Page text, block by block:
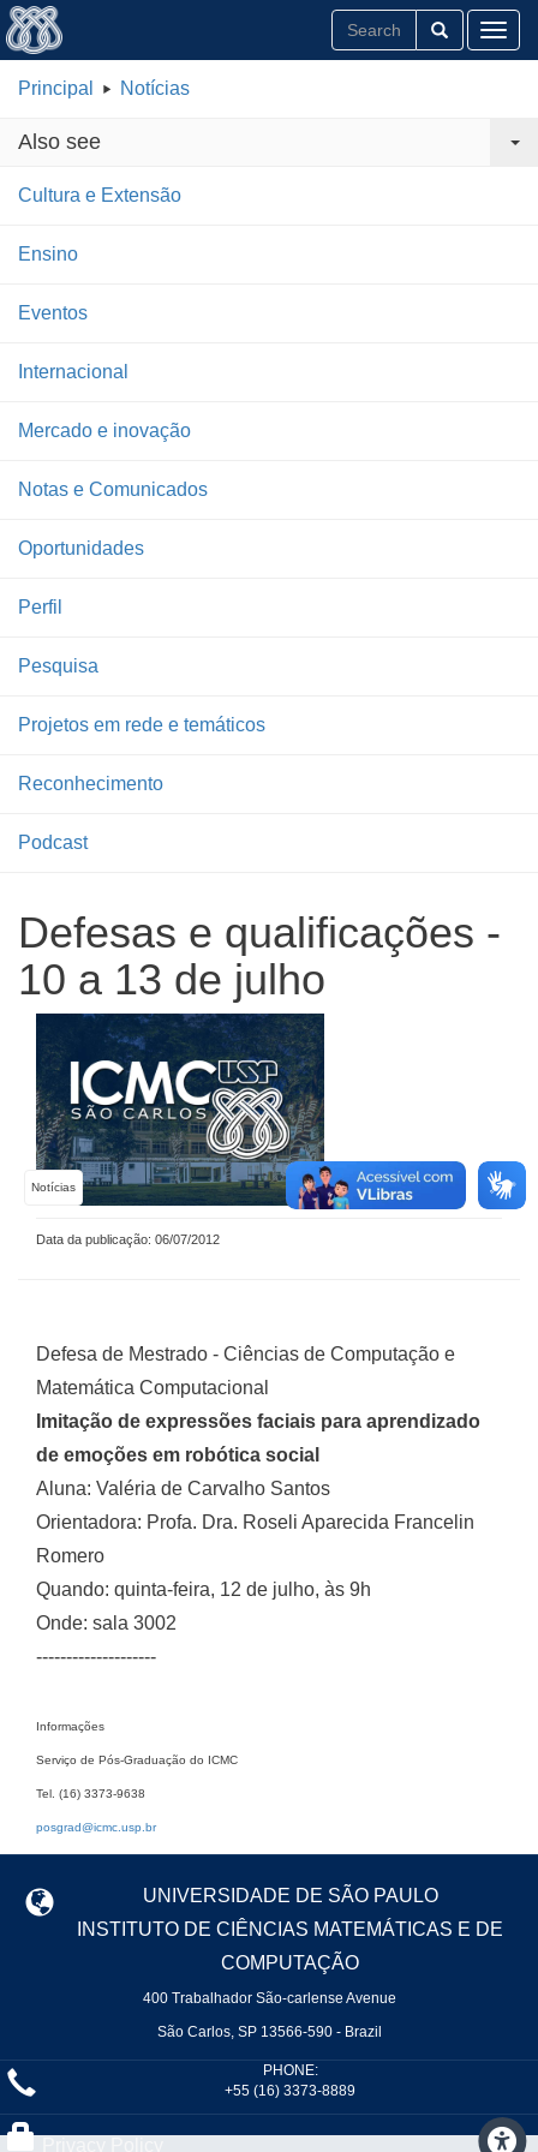
Principal Notícias
Also see
Cultura e Extensão
Ensino
Eventos
Internacional
Mercado e inovação
Notas e Comunicados
Oportunidades
Perfil
Pesquisa
Projetos em rede e temáticos
Reconhecimento
Podcast
Defesas e qualificações -
10 a 13 de julho
Notícias
Data da publicação: 06/07/2012
Defesa de Mestrado - Ciências de Computação e
Matemática Computacional
Imitação de expressões faciais para aprendizado
de emoções em robótica social
Aluna: Valéria de Carvalho Santos
Orientadora: Profa. Dra. Roseli Aparecida Francelin
Romero
Quando: quinta-feira, 12 de julho, às 9h
Onde: sala 3002
--------------------
Informações
Serviço de Pós-Graduação do ICMC
Tel. (16) 3373-9638
posgrad@icmc.usp.br
UNIVERSIDADE DE SÃO PAULO
INSTITUTO DE CIÊNCIAS MATEMÁTICAS E DE
COMPUTAÇÃO
400 Trabalhador São-carlense Avenue
São Carlos, SP 13566-590 - Brazil
PHONE:
+55 (16) 3373-8889